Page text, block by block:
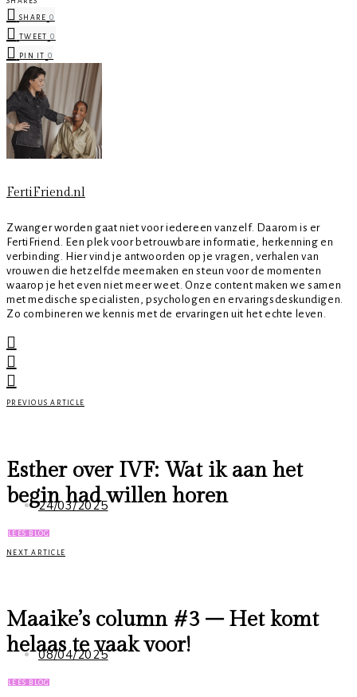
SHARE 0
TWEET 0
PIN IT 0
FertiFriend.nl
Zwanger worden gaat niet voor iedereen vanzelf. Daarom is er
FertiFriend. Een plek voor betrouwbare informatie, herkenning en
verbinding. Hier vind je antwoorden op je vragen, verhalen van
vrouwen die hetzelfde meemaken en steun voor de momenten
waarop je het even niet meer weet. Onze content maken we samen
met medische specialisten, psychologen en ervaringsdeskundigen.
Zo combineren we kennis met de ervaringen uit het echte leven.
PREVIOUS ARTICLE
Esther over IVF: Wat ik aan het
begin had willen horen
24/03/2025
LEES BLOG
NEXT ARTICLE
Maaike’s column #3 – Het komt
helaas te vaak voor!
08/04/2025
LEES BLOG